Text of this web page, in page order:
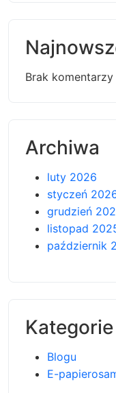
Brak
Archiwa
luty 2026
styczeń
grudzień
listopad
październik
Kategorie
Blogu
E-